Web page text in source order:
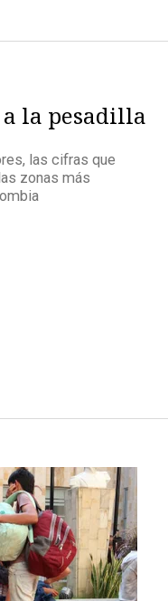
a la pesadilla
las cifras que
zonas más